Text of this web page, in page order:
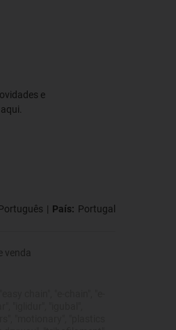
e
| País: Portugal
venda